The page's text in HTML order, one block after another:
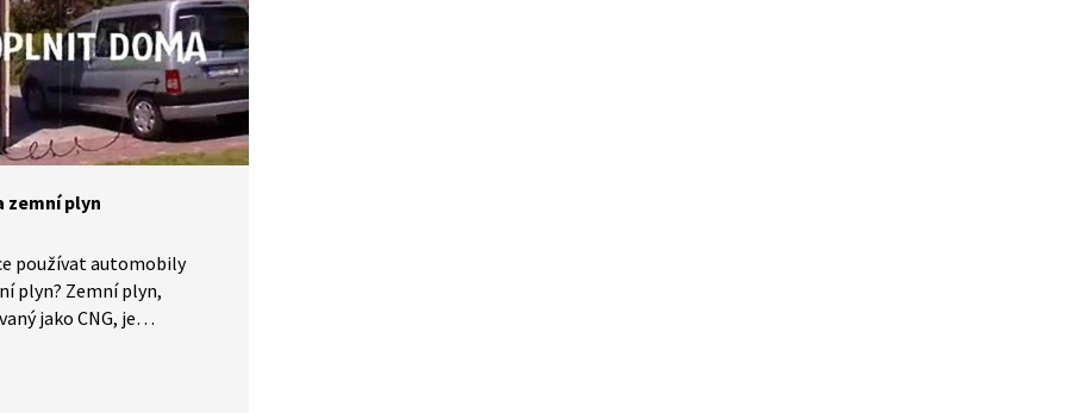
Česko to znamená jasný
od spalování fosilních paliv
obnovitelnými
nízkouhlíkovou výrobou.
zemní plyn
používat automobily
plyn? Zemní plyn,
jako CNG, je
běžných automobilů,